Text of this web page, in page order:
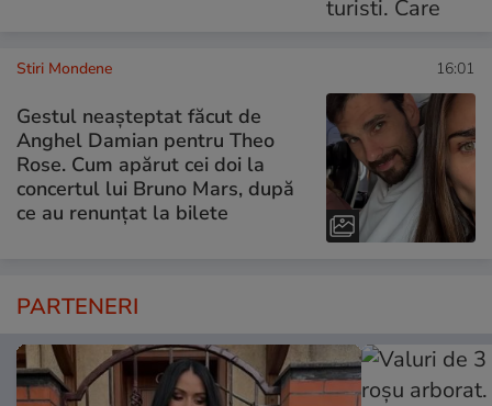
Stiri Mondene 16:01
Gestul neașteptat făcut de
Anghel Damian pentru Theo
Rose. Cum apărut cei doi la
concertul lui Bruno Mars, după
ce au renunțat la bilete
PARTENERI